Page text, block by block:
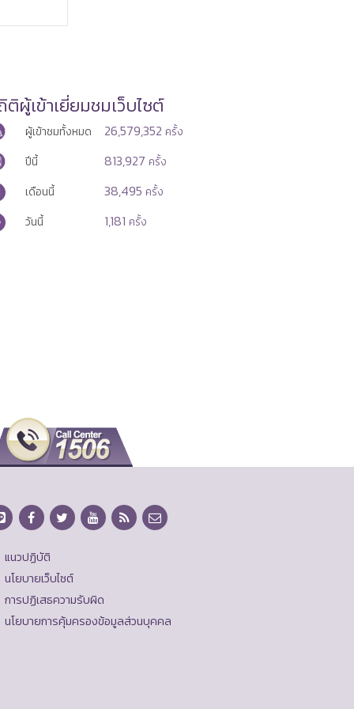
ติผู้เข้าเยี่ยมชมเว็บไซต์
ผู้เข้าชมทั้งหมด 26,579,352 ครั้ง
ปีนี้
813,927 ครั้ง
เดือนนี้
38,495 ครั้ง
วันนี้
1,181 ครั้ง
แนวปฏิบัติ
นโยบายเว็บไซต์
การปฏิเสธความรับผิด
นโยบายการคุ้มครองข้อมูลส่วนบุคคล